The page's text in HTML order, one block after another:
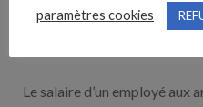
Le salaire d’un employé aux
paramètres cookies